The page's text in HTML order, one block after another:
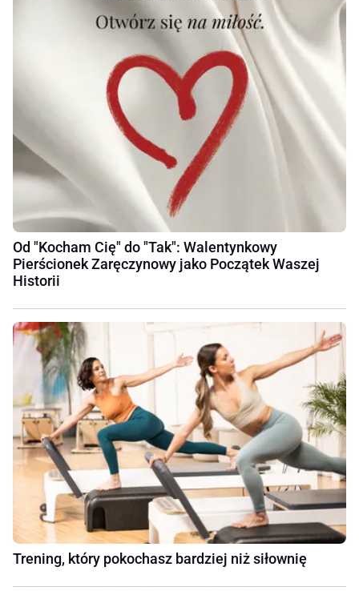
Od "Kocham Cię" do "Tak": Walentynkowy
Pierścionek Zaręczynowy jako Początek Waszej
Historii
Trening, który pokochasz bardziej niż siłownię